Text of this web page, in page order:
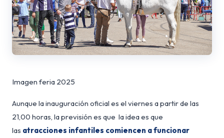
Imagen feria 2025
Aunque la inauguración oficial es el viernes a partir de las
21,00 horas, la previsión es que la idea es que
las atracciones infantiles comiencen a funcionar